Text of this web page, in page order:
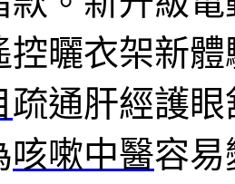
控曬衣架新
疏通肝經護
咳嗽中醫容易